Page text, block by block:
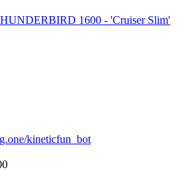
1600 - 'Cruiser Slim'
kineticfun_bot